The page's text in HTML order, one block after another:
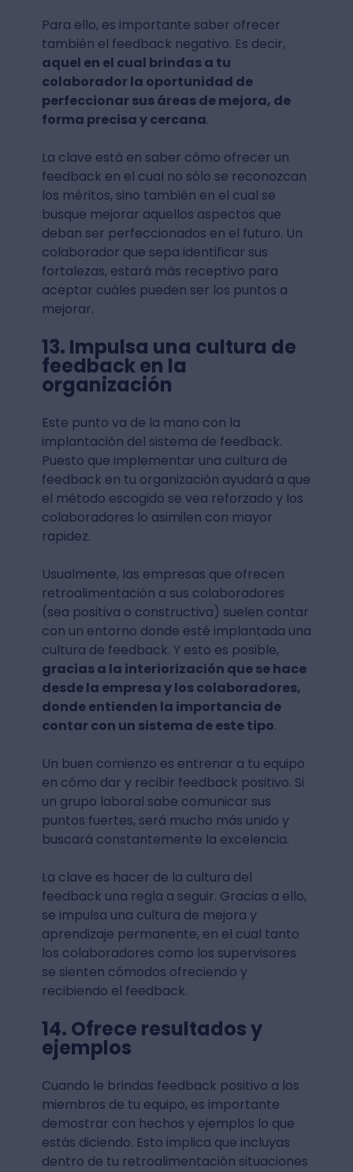
Para ello, es importante saber ofrecer
también el feedback negativo. Es decir,
aquel en el cual brindas a tu
colaborador la oportunidad de
perfeccionar sus áreas de mejora, de
forma precisa y cercana.
La clave está en saber cómo ofrecer un
feedback en el cual no sólo se reconozcan
los méritos, sino también en el cual se
busque mejorar aquellos aspectos que
deban ser perfeccionados en el futuro. Un
colaborador que sepa identificar sus
fortalezas, estará más receptivo para
aceptar cuáles pueden ser los puntos a
mejorar.
13. Impulsa una cultura de
feedback en la
organización
Este punto va de la mano con la
implantación del sistema de feedback.
Puesto que implementar una cultura de
feedback en tu organización ayudará a que
el método escogido se vea reforzado y los
colaboradores lo asimilen con mayor
rapidez.
Usualmente, las empresas que ofrecen
retroalimentación a sus colaboradores
(sea positiva o constructiva) suelen contar
con un entorno donde esté implantada una
cultura de feedback. Y esto es posible,
gracias a la interiorización que se hace
desde la empresa y los colaboradores,
donde entienden la importancia de
contar con un sistema de este tipo.
Un buen comienzo es entrenar a tu equipo
en cómo dar y recibir feedback positivo. Si
un grupo laboral sabe comunicar sus
puntos fuertes, será mucho más unido y
buscará constantemente la excelencia.
La clave es hacer de la cultura del
feedback una regla a seguir. Gracias a ello,
se impulsa una cultura de mejora y
aprendizaje permanente, en el cual tanto
los colaboradores como los supervisores
se sienten cómodos ofreciendo y
recibiendo el feedback.
14. Ofrece resultados y
ejemplos
Cuando le brindas feedback positivo a los
miembros de tu equipo, es importante
demostrar con hechos y ejemplos lo que
estás diciendo. Esto implica que incluyas
dentro de tu retroalimentación situaciones